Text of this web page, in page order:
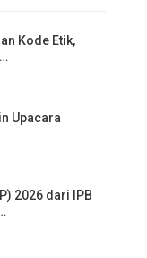
Kode Etik,
Upacara
2026 dari IPB